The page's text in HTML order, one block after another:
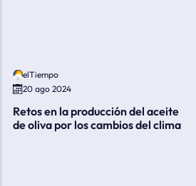
elTiempo
20 ago 2024
Retos en la producción del aceite
de oliva por los cambios del clima